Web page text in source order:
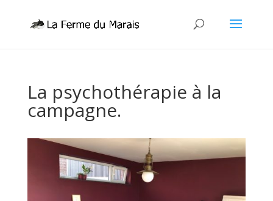
La psychothérapie à la
campagne.